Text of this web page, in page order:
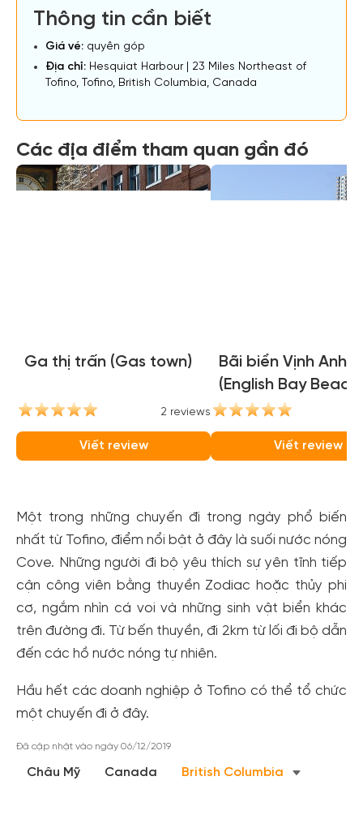
Thông tin cần biết
Giá vé: quyên góp
Địa chỉ: Hesquiat Harbour | 23 Miles Northeast of
Tofino, Tofino, British Columbia, Canada
Các địa điểm tham quan gần đó
Ga thị trấn (Gas town)
2 reviews
Viết review
Bãi biển Vịnh Anh
(English Bay Beach)
Viết review
Một trong những chuyến đi trong ngày phổ biến
nhất từ Tofino, điểm nổi bật ở đây là suối nước nóng
Cove. Những người đi bộ yêu thích sự yên tĩnh tiếp
cận công viên bằng thuyền Zodiac hoặc thủy phi
cơ, ngắm nhìn cá voi và những sinh vật biển khác
trên đường đi. Từ bến thuyền, đi 2km từ lối đi bộ dẫn
đến các hồ nước nóng tự nhiên.
Hầu hết các doanh nghiệp ở Tofino có thể tổ chức
một chuyến đi ở đây.
Đã cập nhật vào ngày 06/12/2019
Châu Mỹ Canada British Columbia
Tạo tài khoản nhanh - nhận nhiều ưu
dành cho thành viên đến từ các đối tác của Gody.vn dành
cho cộng đồng.